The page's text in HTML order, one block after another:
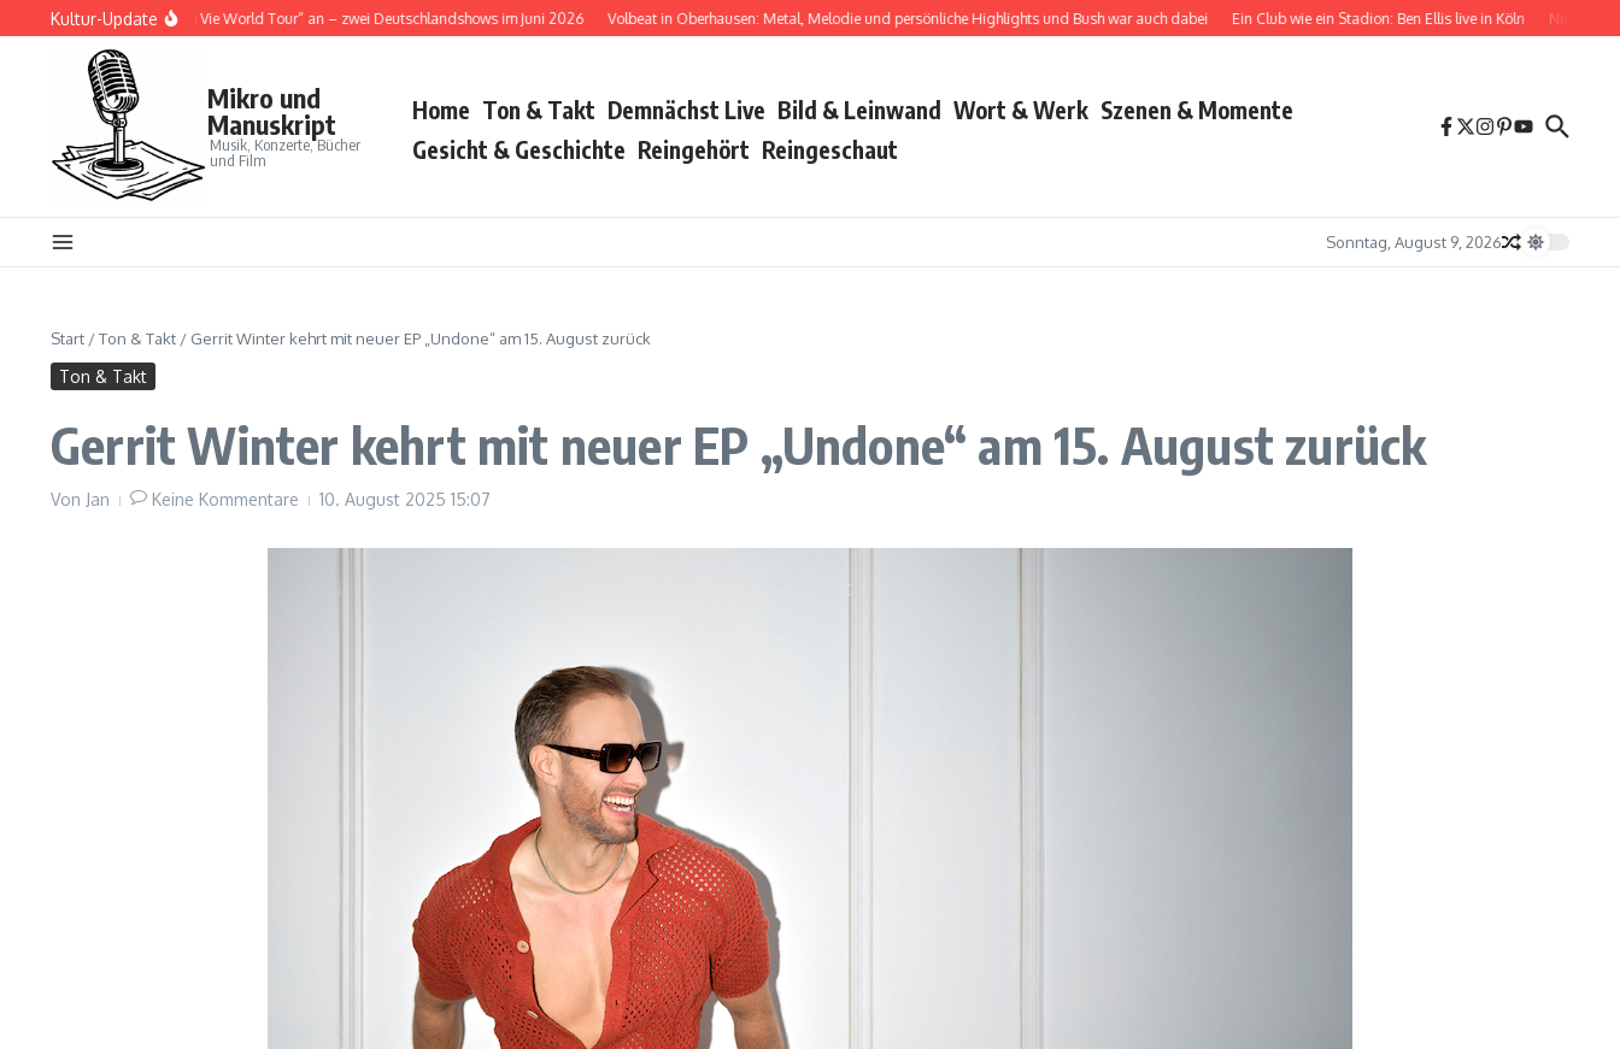
Zum Inhalt springen
Kultur-Update
Cat kündigt „Tour Ma Vie World Tour“ an – zwei Deutschlandshows im Juni 2026 Volbeat in Oberhausen: Metal, Melodie und persönliche Highlights und Bush war auch dabei Ein Club wie ein Stadion: Ben Ellis live in Köln Nina Chuba
Mikro und
Manuskript
Musik, Konzerte, Bücher
und Film
Home Ton & Takt Demnächst Live Bild & Leinwand Wort & Werk Szenen & Momente
Gesicht & Geschichte Reingehört Reingeschaut
Sonntag, August 9, 2026
Start /Ton & Takt / Gerrit Winter kehrt mit neuer EP „Undone“ am 15. August zurück
Ton & Takt
Gerrit Winter kehrt mit neuer EP „Undone“ am 15. August zurück
Von Jan Keine Kommentare 10. August 2025 15:07